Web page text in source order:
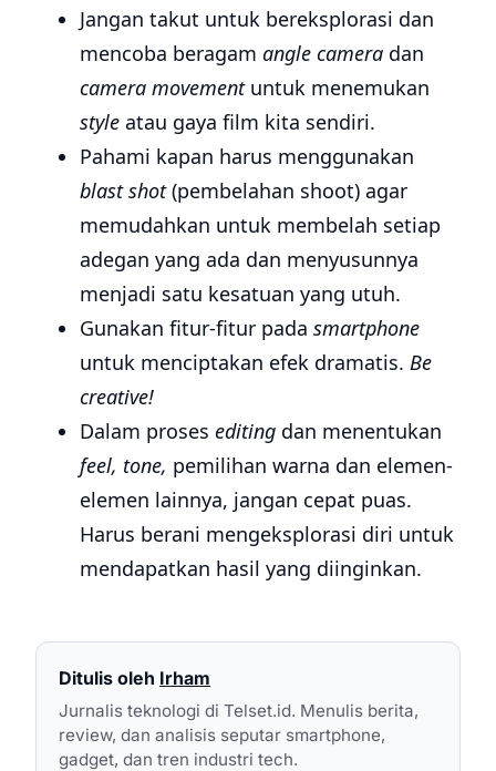
Jangan takut untuk bereksplorasi dan
mencoba beragam angle camera dan
camera movement untuk menemukan
style atau gaya film kita sendiri.
Pahami kapan harus menggunakan
blast shot(pembelahan shoot) agar
memudahkan untuk membelah setiap
adegan yang ada dan menyusunnya
menjadi satu kesatuan yang utuh.
Gunakan fitur-fitur pada smartphone
untuk menciptakan efek dramatis. Be
creative!
Dalam proses editing dan menentukan
feel, tone, pemilihan warna dan elemen-
elemen lainnya, jangan cepat puas.
Harus berani mengeksplorasi diri untuk
mendapatkan hasil yang diinginkan.
Ditulis oleh Irham
Jurnalis teknologi di Telset.id. Menulis berita,
review, dan analisis seputar smartphone,
gadget, dan tren industri tech.